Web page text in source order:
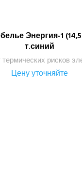
ПОДРОБНЕЕ
Энергия-1
т.синий
рисков
Цену уточняйте